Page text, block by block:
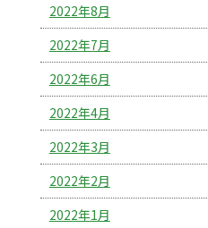
2022年8月
2022年7月
2022年6月
2022年4月
2022年3月
2022年2月
2022年1月